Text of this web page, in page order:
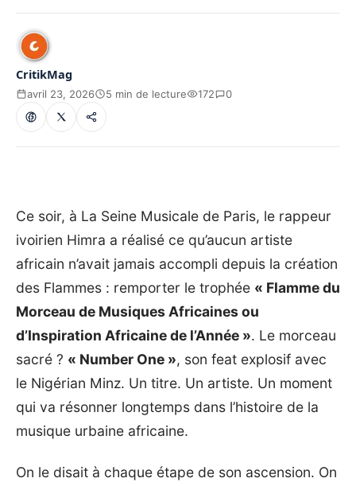
CritikMag
avril 23, 2026 5 min de lecture 172 0
Ce soir, à La Seine Musicale de Paris, le rappeur
ivoirien Himra a réalisé ce qu’aucun artiste
africain n’avait jamais accompli depuis la création
des Flammes : remporter le trophée « Flamme du
Morceau de Musiques Africaines ou
d’Inspiration Africaine de l’Année ». Le morceau
sacré ? « Number One », son feat explosif avec
le Nigérian Minz. Un titre. Un artiste. Un moment
qui va résonner longtemps dans l’histoire de la
musique urbaine africaine.
On le disait à chaque étape de son ascension. On